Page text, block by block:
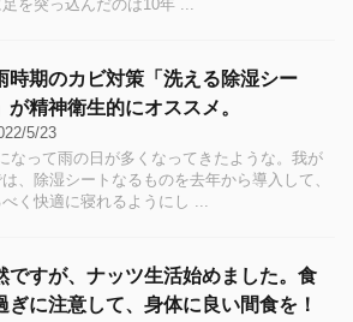
を突っ込んだのは10年 ...
時期のカビ対策「洗える除湿シー
が精神衛生的にオススメ。
5/23
なって雨の日が多くなってきたような。我が
、除湿シートなるものを去年から導入して、
べく快適に寝れるようにし ...
ですが、ナッツ生活始めました。食
ぎに注意して、身体に良い間食を！